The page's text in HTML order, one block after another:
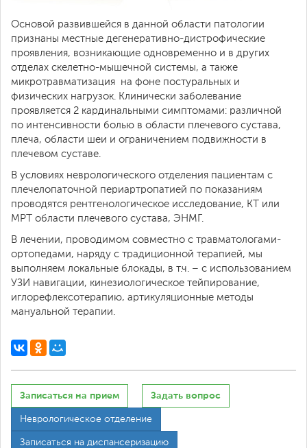
Основой развившейся в данной области патологии
признаны местные дегенеративно-дистрофические
проявления, возникающие одновременно и в других
отделах скелетно-мышечной системы, а также
микротравматизация на фоне постуральных и
физических нагрузок. Клинически заболевание
проявляется 2 кардинальными симптомами: различной
по интенсивности болью в области плечевого сустава,
плеча, области шеи и ограничением подвижности в
плечевом суставе.
В условиях неврологического отделения пациентам с
плечелопаточной периартропатией по показаниям
проводятся рентгенологическое исследование, КТ или
МРТ области плечевого сустава, ЭНМГ.
В лечении, проводимом совместно с травматологами-
ортопедами, наряду с традиционной терапией, мы
выполняем локальные блокады, в т.ч. – с использованием
УЗИ навигации, кинезиологическое тейпирование,
иглорефлексотерапию, артикуляционные методы
мануальной терапии.
Записаться на прием Задать вопрос
Неврологическое отделение
Записаться на диспансеризацию